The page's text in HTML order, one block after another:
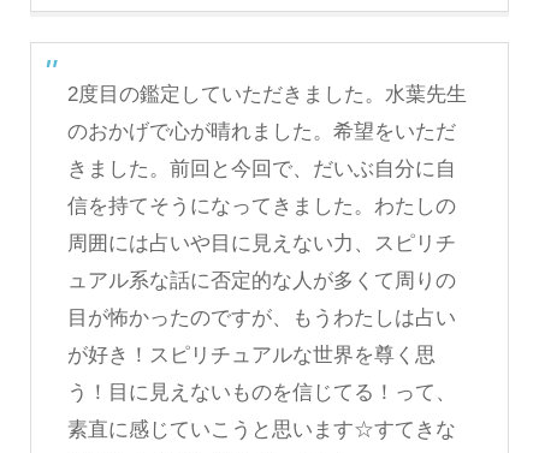
2度目の鑑定していただきました。水葉先生
のおかげで心が晴れました。希望をいただ
きました。前回と今回で、だいぶ自分に自
信を持てそうになってきました。わたしの
周囲には占いや目に見えない力、スピリチ
ュアル系な話に否定的な人が多くて周りの
目が怖かったのですが、もうわたしは占い
が好き！スピリチュアルな世界を尊く思
う！目に見えないものを信じてる！って、
素直に感じていこうと思います☆すてきな